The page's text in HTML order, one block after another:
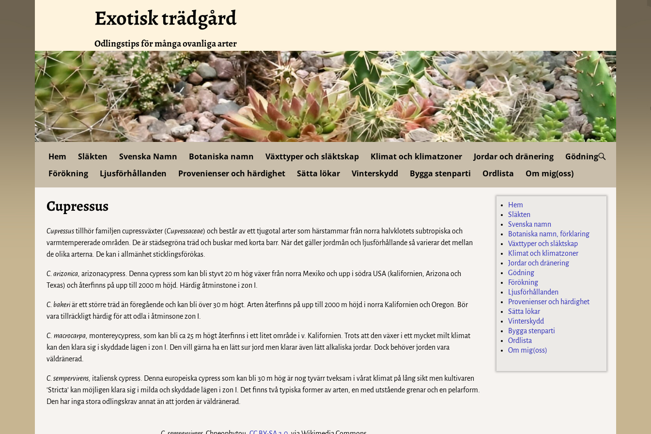
Exotisk trädgård
Odlingstips för många ovanliga arter
Hem Släkten Svenska Namn Botaniska namn Växttyper och släktskap Klimat och klimatzoner Jordar och dränering
Gödning
Förökning
Ljusförhållanden Provenienser och härdighet Sätta lökar Vinterskydd Bygga stenparti Ordlista Om mig(oss)
Cupressus
Cupressustillhör familjen cupressväxter (Cupressaceae) och består av ett tjugotal arter som härstammar från norra halvklotets subtropiska och
varmtempererade områden. De är städsegröna träd och buskar med korta barr. När det gäller jordmån och ljusförhållande så varierar det mellan
de olika arterna. De kan i allmänhet sticklingsförökas.
C. arizonica, arizonacypress. Denna cypress som kan bli styvt 20 m hög växer från norra Mexiko och upp i södra USA (kalifornien, Arizona och
Texas) och återfinns på upp till 2000 m höjd. Härdig åtminstone i zon I.
C. bakeriär ett större träd än föregående och kan bli över 30 m högt. Arten återfinns på upp till 2000 m höjd i norra Kalifornien och Oregon. Bör
vara tillräckligt härdig för att odla i åtminsone zon I.
C. macrocarpa, montereycypress, som kan bli ca 25 m högt återfinns i ett litet område i v. Kalifornien. Trots att den växer i ett mycket milt klimat
kan den klara sig i skyddade lägen i zon I. Den vill gärna ha en lätt sur jord men klarar även lätt alkaliska jordar. Dock behöver jorden vara
väldränerad.
C. sempervirens, italiensk cypress. Denna europeiska cypress som kan bli 30 m hög är nog tyvärr tveksam i vårat klimat på lång sikt men kultivaren
’Stricta’ kan möjligen klara sig i milda och skyddade lägen i zon I. Det finns två typiska former av arten, en med utstående grenar och en pelarform.
Den har inga stora odlingskrav annat än att jorden är väldränerad.
Hem
Släkten
Svenska namn
Botaniska namn, förklaring
Växttyper och släktskap
Klimat och klimatzoner
Jordar och dränering
Gödning
Förökning
Ljusförhållanden
Provenienser och härdighet
Sätta lökar
Vinterskydd
Bygga stenparti
Ordlista
Om mig(oss)